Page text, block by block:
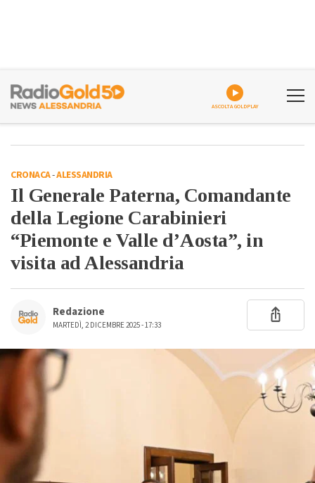
ASCOLTA GOLDPLAY
CRONACA-ALESSANDRIA
Il Generale Paterna, Comandante
della Legione Carabinieri
“Piemonte e Valle d’Aosta”, in
visita ad Alessandria
Redazione
MARTEDÌ, 2 DICEMBRE 2025 - 17:33